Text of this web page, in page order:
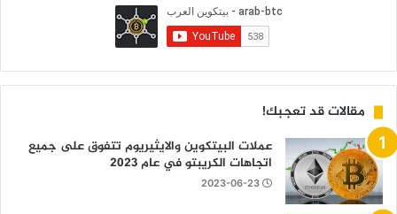
مقالات قد تعجبك!
عملات البيتكوين والايثيريوم تتفوق على جميع
اتجاهات الكريبتو في عام 2023
2023-06-23